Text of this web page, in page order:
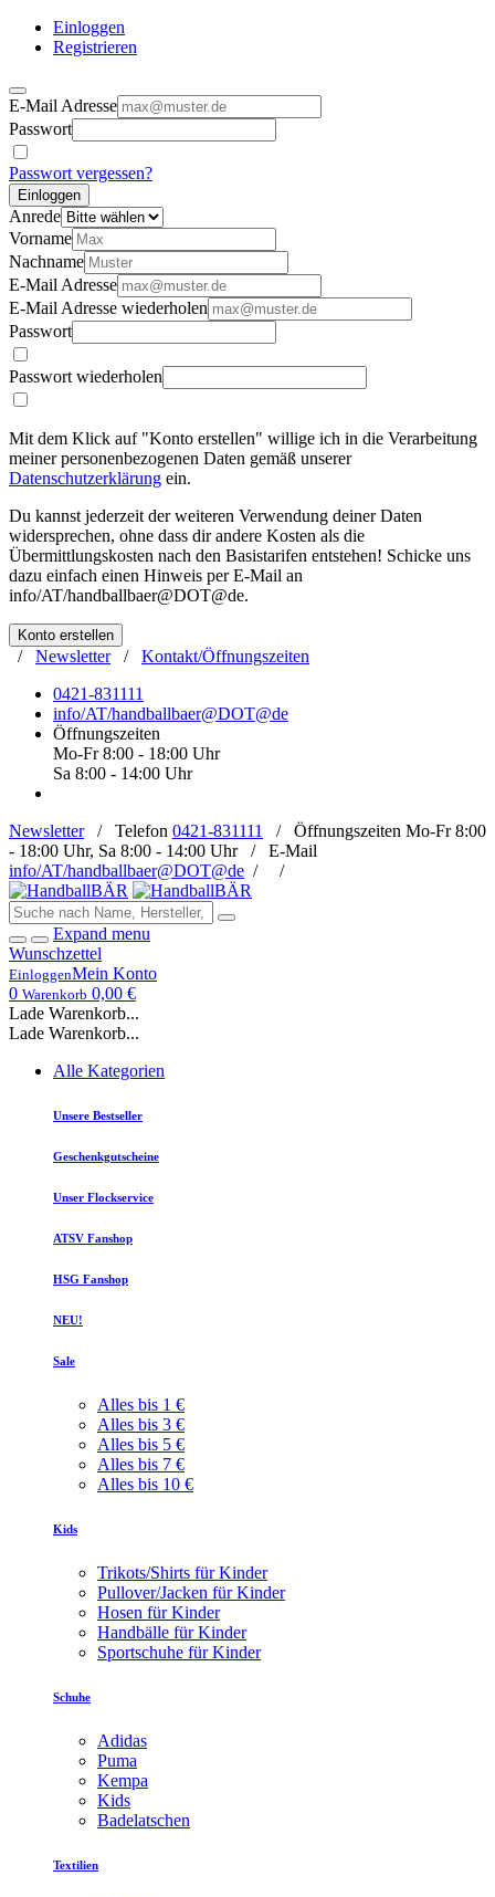
Einloggen
Registrieren
E-Mail Adresse
Passwort
Passwort vergessen?
Einloggen
Anrede
Vorname
Nachname
E-Mail Adresse
E-Mail Adresse wiederholen
Passwort
Passwort wiederholen
Mit dem Klick auf "Konto erstellen" willige ich in die Verarbeitung
meiner personenbezogenen Daten gemäß unserer
Datenschutzerklärung ein.
Du kannst jederzeit der weiteren Verwendung deiner Daten
widersprechen, ohne dass dir andere Kosten als die
Übermittlungskosten nach den Basistarifen entstehen! Schicke uns
dazu einfach einen Hinweis per E-Mail an
info/AT/handballbaer@DOT@de.
Konto erstellen
/ Newsletter/ Kontakt/Öffnungszeiten
0421-831111
info/AT/handballbaer@DOT@de
Öffnungszeiten
Mo-Fr 8:00 - 18:00 Uhr
Sa 8:00 - 14:00 Uhr
Newsletter/ Telefon 0421-831111 / Öffnungszeiten Mo-Fr 8:00
- 18:00 Uhr, Sa 8:00 - 14:00 Uhr / E-Mail
info/AT/handballbaer@DOT@de / /
Expand menu
Wunschzettel
EinloggenMein Konto
0 Warenkorb 0,00 €
Lade Warenkorb...
Lade Warenkorb...
Alle Kategorien
Unsere Bestseller
Geschenkgutscheine
Unser Flockservice
ATSV Fanshop
HSG Fanshop
NEU!
Sale
Alles bis 1 €
Alles bis 3 €
Alles bis 5 €
Alles bis 7 €
Alles bis 10 €
Kids
Trikots/Shirts für Kinder
Pullover/Jacken für Kinder
Hosen für Kinder
Handbälle für Kinder
Sportschuhe für Kinder
Schuhe
Adidas
Puma
Kempa
Kids
Badelatschen
Textilien